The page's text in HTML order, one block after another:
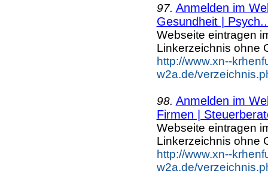
97. Anmelden im
Gesundheit |
Webseite eintragen
Linkerzeichnis ohne
http://www.xn--
w2a.de/
98. Anmelden im
Firmen |
Webseite eintragen
Linkerzeichnis ohne
http://www.xn--
w2a.de/